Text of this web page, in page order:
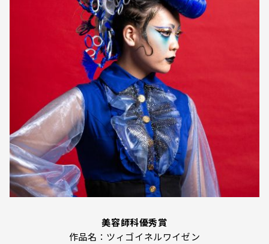
美容師科優秀賞
作品名：ツィゴイネルワイゼン